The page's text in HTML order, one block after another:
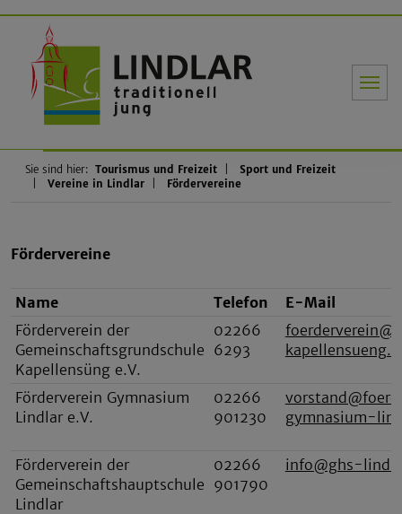
Sie sind hier: Tourismus und Freizeit
Sport und Freizeit
Vereine in Lindlar
Fördervereine
Fördervereine
Name Telefon
E-Mail
Förderverein der
Gemeinschaftsgrundschule
Kapellensüng e.V.
02266
6293
Förderverein Gymnasium
Lindlar e.V.
02266
901230
gymnasium-
Förderverein der
Gemeinschaftshauptschule
Lindlar
02266
901790
info@ghs-